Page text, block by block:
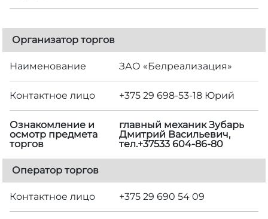
Организатор торгов
Наименование ЗАО «Белреализация»
Контактное лицо +375 29 698-53-18 Юрий
Ознакомление и
осмотр предмета
торгов
главный механик Зубарь
Дмитрий Васильевич,
тел.+37533 604-86-80
Оператор торгов
Контактное лицо +375 29 690 54 09